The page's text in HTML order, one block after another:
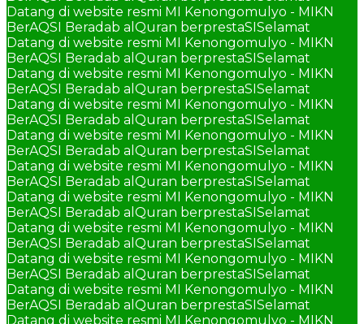
Datang di website resmi MI Kenongomulyo - MIKN
BerAQSI Beradab alQuran berprestaSISelamat
Datang di website resmi MI Kenongomulyo - MIKN
BerAQSI Beradab alQuran berprestaSISelamat
Datang di website resmi MI Kenongomulyo - MIKN
BerAQSI Beradab alQuran berprestaSISelamat
Datang di website resmi MI Kenongomulyo - MIKN
BerAQSI Beradab alQuran berprestaSISelamat
Datang di website resmi MI Kenongomulyo - MIKN
BerAQSI Beradab alQuran berprestaSISelamat
Datang di website resmi MI Kenongomulyo - MIKN
BerAQSI Beradab alQuran berprestaSISelamat
Datang di website resmi MI Kenongomulyo - MIKN
BerAQSI Beradab alQuran berprestaSISelamat
Datang di website resmi MI Kenongomulyo - MIKN
BerAQSI Beradab alQuran berprestaSISelamat
Datang di website resmi MI Kenongomulyo - MIKN
BerAQSI Beradab alQuran berprestaSISelamat
Datang di website resmi MI Kenongomulyo - MIKN
BerAQSI Beradab alQuran berprestaSISelamat
Datang di website resmi MI Kenongomulyo - MIKN